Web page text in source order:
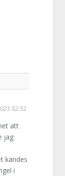
02:32
att
jag
kändes
i